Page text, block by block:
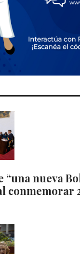
“una nueva
conmemorar